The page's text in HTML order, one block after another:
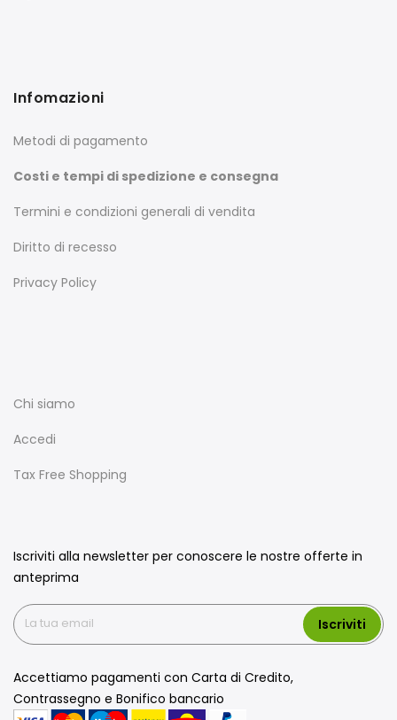
Infomazioni
Metodi di pagamento
Costi e tempi di spedizione e consegna
Termini e condizioni generali di vendita
Diritto di recesso
Privacy Policy
Chi siamo
Accedi
Tax Free Shopping
Iscriviti alla newsletter per conoscere le nostre offerte in
anteprima
Iscriviti
Accettiamo pagamenti con Carta di Credito,
Contrassegno e Bonifico bancario